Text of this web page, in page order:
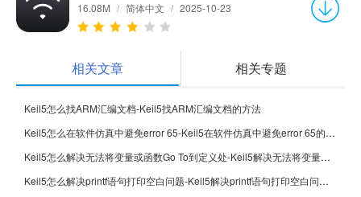
16.08M / 简体中文 / 2025-10-23
相关文章 相关专题
Keil5怎么找ARM汇编文档-Keil5找ARM汇编文档的方法
Keil5怎么在软件仿真中避免error 65-Keil5在软件仿真中避免error 65的方法
Keil5怎么解决无法将变量或函数Go To到定义处-Keil5解决无法将变量或函数Go To到定义处的方法
Keil5怎么解决printf语句打印空白问题-Keil5解决printf语句打印空白问题的方法